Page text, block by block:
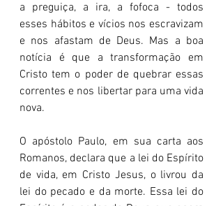
a preguiça, a ira, a fofoca - todos
esses hábitos e vícios nos escravizam
e nos afastam de Deus. Mas a boa
notícia é que a transformação em
Cristo tem o poder de quebrar essas
correntes e nos libertar para uma vida
nova.
O apóstolo Paulo, em sua carta aos
Romanos, declara que a lei do Espírito
de vida, em Cristo Jesus, o livrou da
lei do pecado e da morte. Essa lei do